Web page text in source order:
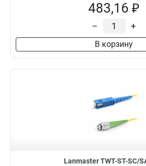
483,16 ₽
– +
В корзину
Lanmaster TWT-ST-SC/